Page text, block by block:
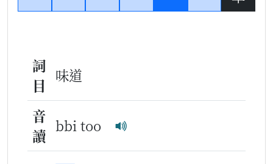
詞
目
味道
音
讀
bbi too